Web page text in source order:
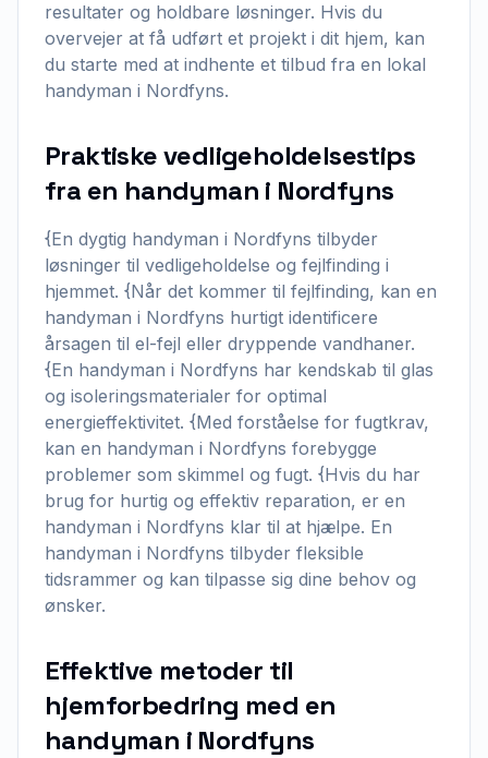
resultater og holdbare løsninger. Hvis du
overvejer at få udført et projekt i dit hjem, kan
du starte med at indhente et tilbud fra en lokal
handyman i Nordfyns.
Praktiske vedligeholdelsestips
fra en handyman i Nordfyns
{En dygtig handyman i Nordfyns tilbyder
løsninger til vedligeholdelse og fejlfinding i
hjemmet. {Når det kommer til fejlfinding, kan en
handyman i Nordfyns hurtigt identificere
årsagen til el-fejl eller dryppende vandhaner.
{En handyman i Nordfyns har kendskab til glas
og isoleringsmaterialer for optimal
energieffektivitet. {Med forståelse for fugtkrav,
kan en handyman i Nordfyns forebygge
problemer som skimmel og fugt. {Hvis du har
brug for hurtig og effektiv reparation, er en
handyman i Nordfyns klar til at hjælpe. En
handyman i Nordfyns tilbyder fleksible
tidsrammer og kan tilpasse sig dine behov og
ønsker.
Effektive metoder til
hjemforbedring med en
handyman i Nordfyns